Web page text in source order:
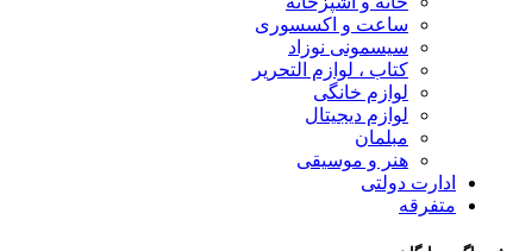
ساعت و اکسسوری
سیسمونی نوزاد
کتاب ، لوازم التحریر
لوازم خانگی
لوازم دیجیتال
مبلمان
هنر و موسیقی
ادارت دولتی
متفرقه